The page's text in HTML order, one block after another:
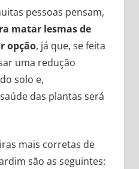
pessoas pensam,
matar lesmas de
opção, já que, se feita
uma redução
solo e,
das plantas será
mais corretas de
são as seguintes: